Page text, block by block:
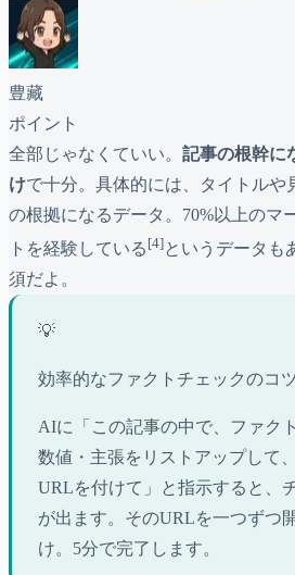
豊藏
ポイント
全部じゃなくていい。 記事の根幹に
けで十分。具体的には、タイトルや
の根拠になるデータ。70%以上のマ
トを経験している [4]というデータも
須だよ。
💡
効率的なファクトチェックのコツ
AIに「この記事の中で、ファク
数値・主張をリストアップして
URLを付けて」と指示すると、
が出ます。そのURLを一つずつ
け。5分で完了します。